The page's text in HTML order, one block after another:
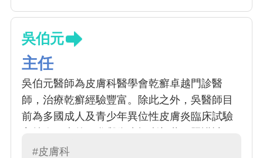
吳伯元
主任
吳伯元醫師為皮膚科醫學會乾癬卓越門診醫
師，治療乾癬經驗豐富。除此之外，吳醫師目
前為多國成人及青少年異位性皮膚炎臨床試驗
畫，對於嚴重異位性皮膚炎，提供更多的治療
#皮膚科